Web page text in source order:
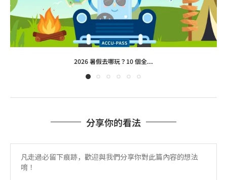
2026 暑假去哪玩？10 個全...
分享你的看法